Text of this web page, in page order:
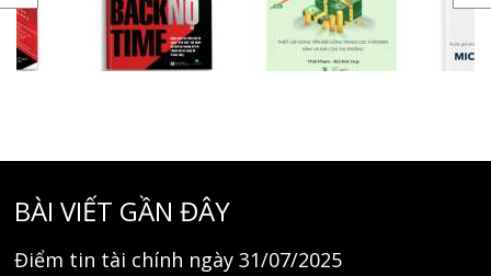
BÀI VIẾT GẦN ĐÂY
Điểm tin tài chính ngày 31/07/2025